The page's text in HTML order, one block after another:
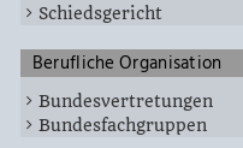
Schiedsgericht
Berufliche Organisation
Bundesvertretungen
Bundesfachgruppen